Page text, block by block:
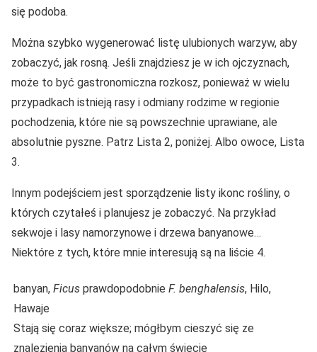
się podoba.
Można szybko wygenerować listę ulubionych warzyw, aby
zobaczyć, jak rosną. Jeśli znajdziesz je w ich ojczyznach,
może to być gastronomiczna rozkosz, ponieważ w wielu
przypadkach istnieją rasy i odmiany rodzime w regionie
pochodzenia, które nie są powszechnie uprawiane, ale
absolutnie pyszne. Patrz Lista 2, poniżej. Albo owoce, Lista
3.
Innym podejściem jest sporządzenie listy ikonc rośliny, o
których czytałeś i planujesz je zobaczyć. Na przykład
sekwoje i lasy namorzynowe i drzewa banyanowe…
Niektóre z tych, które mnie interesują są na liście 4.
banyan, Ficus prawdopodobnie F. benghalensis, Hilo,
Hawaje
Stają się coraz większe; mógłbym cieszyć się ze
znalezienia banyanów na całym świecie